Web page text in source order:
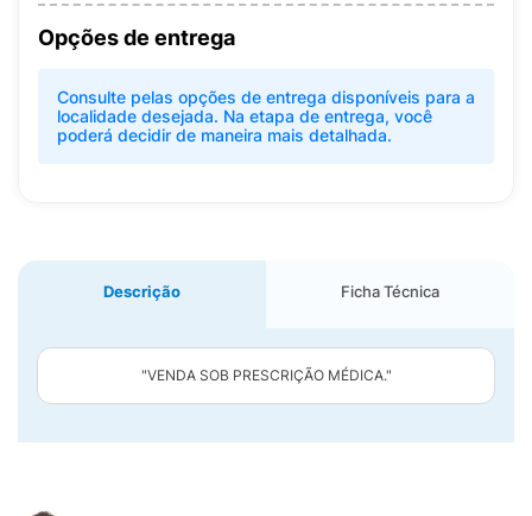
Opções de entrega
Consulte pelas opções de entrega disponíveis para a
localidade desejada. Na etapa de entrega, você
poderá decidir de maneira mais detalhada.
Descrição Ficha Técnica
"VENDA SOB PRESCRIÇÃO MÉDICA."